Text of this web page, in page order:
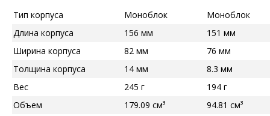
Тип корпуса
Моноблок
Моноблок
Длина корпуса
156 мм
151 мм
Ширина корпуса
82 мм
76 мм
Толщина корпуса
14 мм
8.3 мм
Вес
245 г
194 г
Объем
179.09 см³
94.81 см³